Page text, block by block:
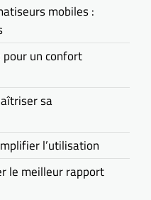
mobiles :
un confort
sa
l’utilisation
le meilleur rapport